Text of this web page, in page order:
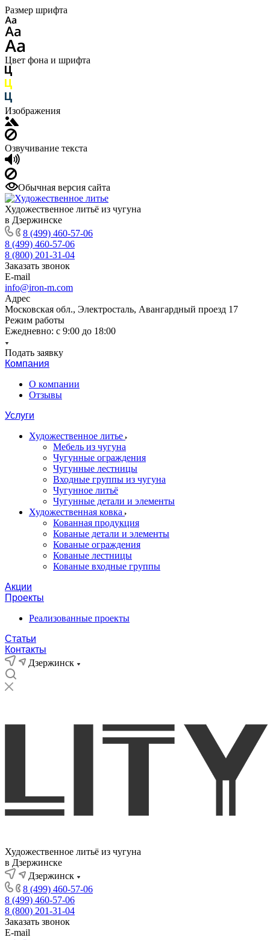
Размер шрифта
Цвет фона и шрифта
Изображения
Озвучивание текста
Обычная версия сайта
Художественное литьё из чугуна
в Дзержинске
8 (499) 460-57-06
8 (499) 460-57-06
8 (800) 201-31-04
Заказать звонок
E-mail
info@iron-m.com
Адрес
Московская обл., Электросталь, Авангардный проезд 17
Режим работы
Ежедневно: с 9:00 до 18:00
Подать заявку
Компания
О компании
Отзывы
Услуги
Художественное литье
Мебель из чугуна
Чугунные ограждения
Чугунные лестницы
Входные группы из чугуна
Чугунное литьё
Чугунные детали и элементы
Художественная ковка
Кованная продукция
Кованые детали и элементы
Кованые ограждения
Кованые лестницы
Кованые входные группы
Акции
Проекты
Реализованные проекты
Статьи
Контакты
Дзержинск
Художественное литьё из чугуна
в Дзержинске
Дзержинск
8 (499) 460-57-06
8 (499) 460-57-06
8 (800) 201-31-04
Заказать звонок
E-mail